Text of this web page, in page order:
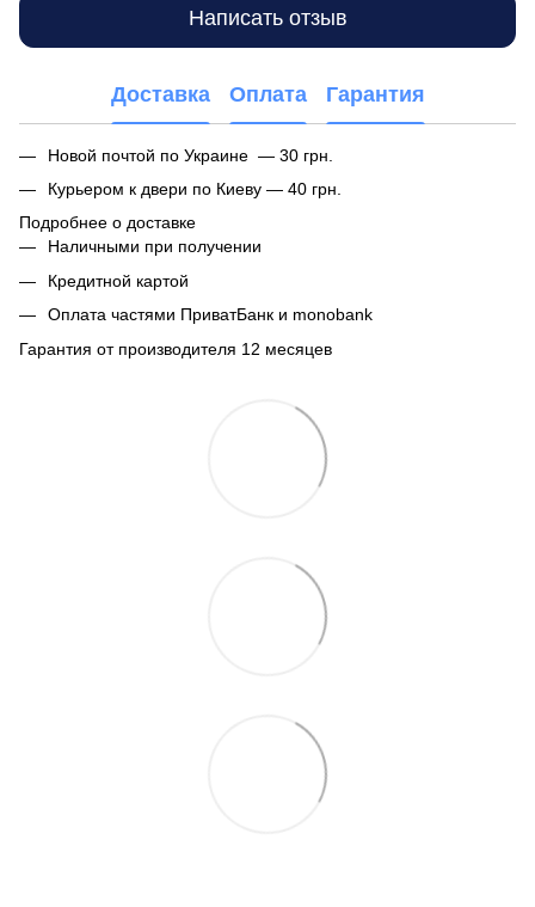
Написать отзыв
Доставка Оплата Гарантия
Новой почтой по Украине — 30 грн.
Курьером к двери по Киеву — 40 грн.
Подробнее о доставке
Наличными при получении
Кредитной картой
Оплата частями ПриватБанк и monobank
Гарантия от производителя 12 месяцев